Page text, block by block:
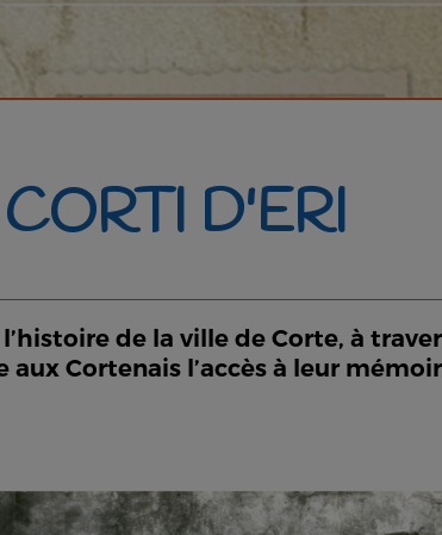
CORTI D'ERI
de la ville de Corte, à
aux Cortenais l’accès à leur